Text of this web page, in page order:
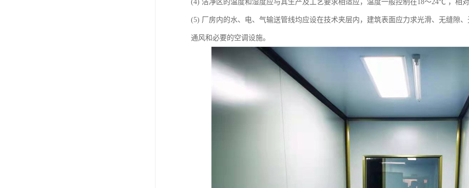
(4) 洁净区的温度和湿度应与其生产及工艺要求相适应，温度一般控制在18～24℃ ，相对
(5) 厂房内的水、电、气输送管线均应设在技术夹层内，建筑表面应力求光滑、无缝隙
通风和必要的空调设施。